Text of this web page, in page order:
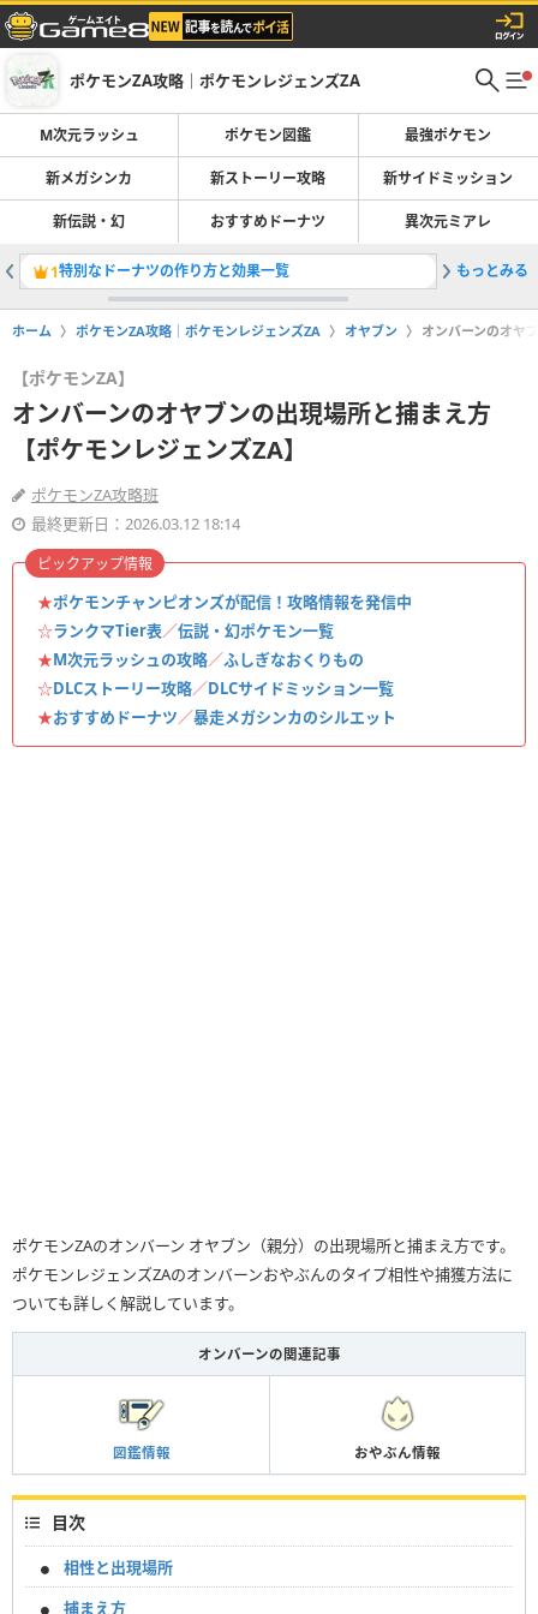
ポケモンZA攻略｜ポケモンレジェンズZA
M次元ラッシュ ポケモン図鑑 最強ポケモン
新メガシンカ 新ストーリー攻略 新サイドミッション
新伝説・幻 おすすめドーナツ 異次元ミアレ
1特別なドーナツの作り方と効果一覧 2きのみ
もっとみる
ホーム ポケモンZA攻略｜ポケモンレジェンズZA オヤブン オンバーンのオヤ
【ポケモンZA】
オンバーンのオヤブンの出現場所と捕まえ方
【ポケモンレジェンズZA】
ポケモンZA攻略班
最終更新日：2026.03.12 18:14
★ポケモンチャンピオンズが配信！攻略情報を発信中
☆ランクマTier表／伝説・幻ポケモン一覧
★M次元ラッシュの攻略／ふしぎなおくりもの
☆DLCストーリー攻略／DLCサイドミッション一覧
★おすすめドーナツ／暴走メガシンカのシルエット
ピックアップ情報
ポケモンZAのオンバーン オヤブン（親分）の出現場所と捕まえ方です。
ポケモンレジェンズZAのオンバーンおやぶんのタイプ相性や捕獲方法に
ついても詳しく解説しています。
オンバーンの関連記事
図鑑情報 おやぶん情報
目次
相性と出現場所
捕まえ方